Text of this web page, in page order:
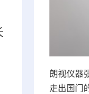
朗视仪器
走出国门